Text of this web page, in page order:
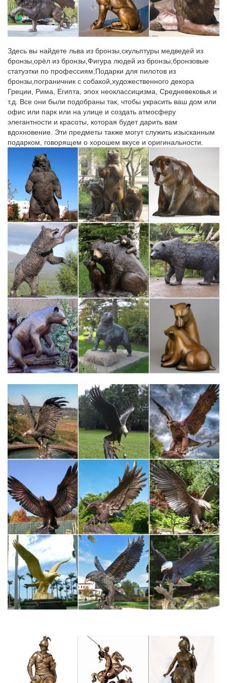
Собака 2118_GE. Фигурка собаки символизирует собой…
2600,00 руб. Описание товара. Рейтинг: Нет рейтинга. Собака
2122_GE.13 Апрель 2016. Уважаемы покупатели! Скоро у нас
в продаже появятся напольные часы с маятником.
Статуэтки и фигурки декоративные "Собачки"
Глобус бары НАПОЛЬНЫЕ.Статуэтки и фигурки "Собачки".
Фигуры животных большие.купить. Фигурка декоративная
"Собачка", фарфор 8*6*9 см Арт.10957.
Статуэтки Собак. Символ 2018. Сувениры с собаками –
В нашем интернет-магазине можно купить самые
разнообразные сувениры с собачками – статуэтки собак,
копилки в виде собак, чашечки, чайные наборы, подставки под
чашки с изображением собак.
Статуэтки и фигурки собака Pavone купить в интернет-
магазине…
Купить Статуэтки и фигурки собака Pavone с доставкой на
следующий день, лучшая цена на бокалы для вина Bohemia,
доставка по Москве и всей России.Напольные коврики.
Настольные фонтаны.Фигурка символ года Собака.
Керамические статуэтки собак в России. Сравнить цены,
купить…
Статуэтки, Керамические фигурки BOXER, Керамика, Копилки,
Фигурки собак, Копилки керамические, Символ года Собака,
Дома, Комнатная КЕРАМИКА, Статуэтки и скульптуры.5 830
руб. В наличии. Статуэтка собаки породы БИГЛЬ CB-502-B.
Купить. +7 показать номер.
Статуэтки собак | Каталог
Подставки под горячее (12). Медведь – символ России,
легенда Ярославля.Статуэтки собак. Собака всегда
ассоциируется с преданностью, честью, благородством,
бескорыстием и справедливостью.Купить. Подставка под
украшения "Собачка" 15*7*12.4см.
Статуэтки собак – купить в интернет-магазине Dommio
Пароль должен быть не менее 6 символов длиной. *Поля,
обязательные для заполнения.То есть, купить статуэтки собак
можно по разным поводам, главное, что сделать это теперь
можно быстро и удобно в интернет магазине dommio.
Статуэтки собак – купить в интернет магазине в Москве,
цены…
Светильники напольные и настольные. Свечи и подсвечники.
Статуэтки, декоративные фигурки.Цена 1 000 руб. Купить.
-50% Артикул: NC1088 Статуэтка собаки Английский бульдог.
Статуэтки собак недорого в Москве | Купить статуэтки собак…
Символ года 2018 (собака). Новогодние товары.Напольные.
Косметические. С увеличением.Интернет-магазин Территория
Уюта предлагает купить статуэтки собак со склада в Москве.
Статуэтки животных в интернет-магазине Dakmart.ru
животных есть символы мудрости – змеи и слоны,
воплощение женского начала – кошка, лягушка – денежный
талисман.
Купить статуэтки собак и кошек недорого
Здесь вы найдете льва из бронзы,скульптуры медведей из
бронзы,орёл из бронзы,Фигура людей из бронзы,бронзовые
статуэтки по профессиям,Подарки для пилотов из
бронзы,пограничник с собакой,художественного декора
Греции, Рима, Египта, эпох неоклассицизма, Средневековья и
т.д. Все они были подобраны так, чтобы украсить ваш дом или
офис или парк или на улице и создать атмосферу
элегантности и красоты, которая будет дарить вам
вдохновение. Эти предметы также могут служить изысканным
подарком, говорящем о хорошем вкусе и оригинальности.